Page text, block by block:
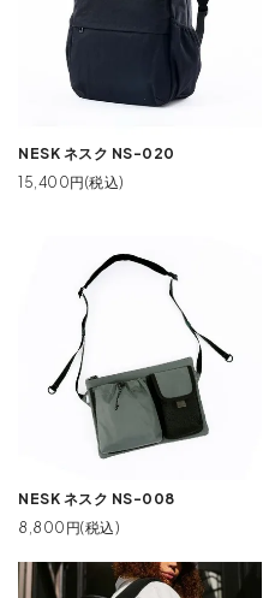
NESK ネスク NS-020
15,400円(税込)
NESK ネスク NS-008
8,800円(税込)